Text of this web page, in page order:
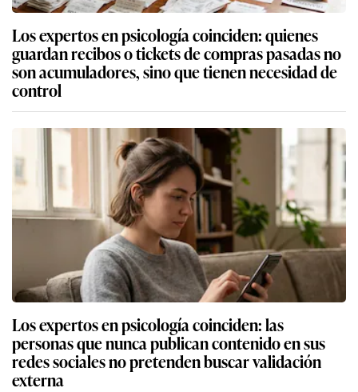
Los expertos en psicología coinciden: quienes
guardan recibos o tickets de compras pasadas no
son acumuladores, sino que tienen necesidad de
control
Los expertos en psicología coinciden: las
personas que nunca publican contenido en sus
redes sociales no pretenden buscar validación
externa